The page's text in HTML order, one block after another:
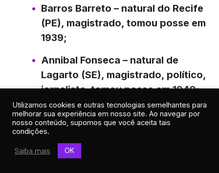
Barros Barreto – natural do Recife
(PE), magistrado, tomou posse em
1939;
Annibal Fonseca – natural de
Lagarto (SE), magistrado, político,
jornalista, tomou posse em 1940;
Castro Nunes – natural de Campos
(RJ), magistrado, jurista, jornalista,
tomou posse em 1938;
Utilizamos cookies e outras tecnologias semelhantes para
melhorar sua experiência em nosso site. Ao navegar por
nosso conteúdo, supomos que você aceita tais
condições.
Saiba mais OK